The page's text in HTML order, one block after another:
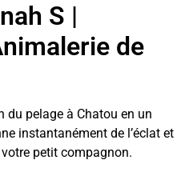
S |
de
du pelage à Chatou en un
instantanément de l’éclat et
petit compagnon.